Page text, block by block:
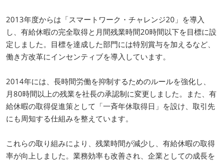
2013年度からは「スマートワーク・チャレンジ20」を導入
し、有給休暇の完全取得と月間残業時間20時間以下を目標に設
定しました。目標を達成した部門には特別賞与を加えるなど、
働き方改革にインセンティブを導入しています。
2014年には、長時間労働を抑制するためのルールを強化し、
月80時間以上の残業を社長の承認制に変更しました。また、有
給休暇の取得促進策として「一斉年休取得日」を設け、取引先
にも周知する仕組みを整えています。
これらの取り組みにより、残業時間が減少し、有給休暇の取得
率が向上しました。業務効率も改善され、企業としての成長を